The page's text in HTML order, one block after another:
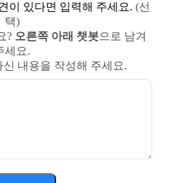
이 있다면 입력해 주세요. (선
택)
? 오른쪽 아래 챗봇으로 남겨
세요.
신 내용을 작성해 주세요.